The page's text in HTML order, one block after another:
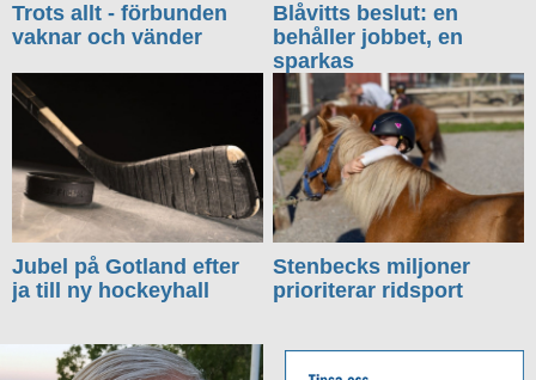
Trots allt - förbunden
vaknar och vänder
Blåvitts beslut: en
behåller jobbet, en
sparkas
Jubel på Gotland efter
ja till ny hockeyhall
Stenbecks miljoner
prioriterar ridsport